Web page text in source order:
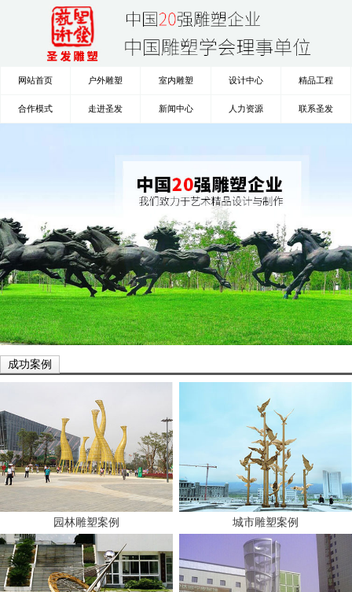
网站首页 户外雕塑 室内雕塑 设计中心 精品工程
合作模式 走进圣发 新闻中心 人力资源 联系圣发
成功案例
园林雕塑案例 城市雕塑案例